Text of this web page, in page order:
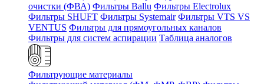
очистки (ФВА) Фильтры Ballu Фильтры Electrolux
Фильтры SHUFT Фильтры Systemair Фильтры VTS VS
VENTUS Фильтры для прямоугольных каналов
Фильтры для систем аспирации Таблица аналогов
Фильтрующие материалы